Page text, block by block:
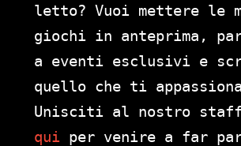
letto? Vuoi mettere le
giochi in anteprima,
a eventi esclusivi e
quello che ti
Unisciti al nostro
qui per venire a far